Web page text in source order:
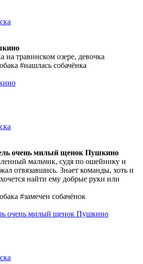
на травинском озере, девочка
#нашлась собачёнка
очень милый щенок Пушкино
мальчик, судя по ошейнику и
отвязавшись. Знает команды, хоть и
найти ему добрые руки или
#замечен собачёнок
очень милый щенок Пушкино